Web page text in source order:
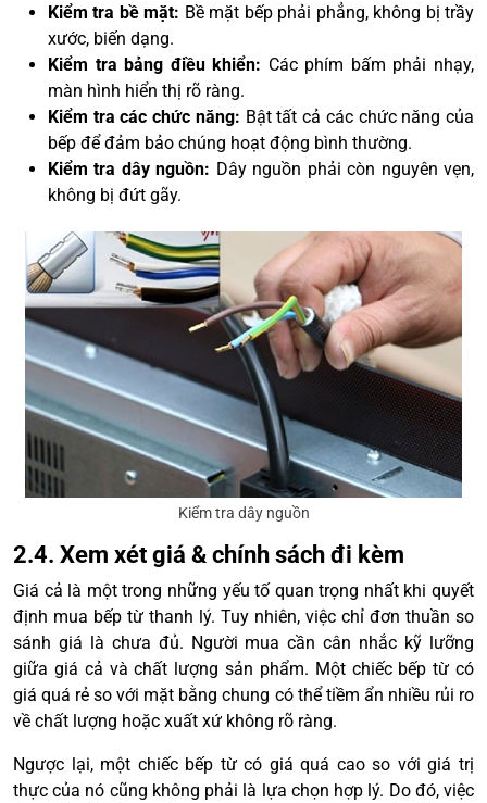
Kiểm tra bề mặt: Bề mặt bếp phải phẳng, không bị trầy
xước, biến dạng.
Kiểm tra bảng điều khiển: Các phím bấm phải nhạy,
màn hình hiển thị rõ ràng.
Kiểm tra các chức năng: Bật tất cả các chức năng của
bếp để đảm bảo chúng hoạt động bình thường.
Kiểm tra dây nguồn: Dây nguồn phải còn nguyên vẹn,
không bị đứt gãy.
Kiểm tra dây nguồn
2.4. Xem xét giá & chính sách đi kèm
Giá cả là một trong những yếu tố quan trọng nhất khi quyết
định mua bếp từ thanh lý. Tuy nhiên, việc chỉ đơn thuần so
sánh giá là chưa đủ. Người mua cần cân nhắc kỹ lưỡng
giữa giá cả và chất lượng sản phẩm. Một chiếc bếp từ có
giá quá rẻ so với mặt bằng chung có thể tiềm ẩn nhiều rủi ro
về chất lượng hoặc xuất xứ không rõ ràng.
Ngược lại, một chiếc bếp từ có giá quá cao so với giá trị
thực của nó cũng không phải là lựa chọn hợp lý. Do đó, việc